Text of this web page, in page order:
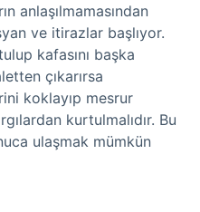
anlaşılmamasından
ve itirazlar başlıyor.
kafasını başka
çıkarırsa
koklayıp mesrur
kurtulmalıdır. Bu
ulaşmak mümkün